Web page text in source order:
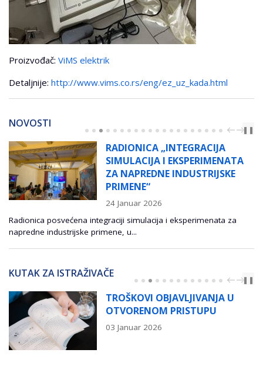
Proizvođač: ViMS elektrik
Detaljnije: http://www.vims.co.rs/eng/ez_uz_kada.html
NOVOSTI
PREVNEXT
❚❚
RADIONICA „INTEGRACIJA
SIMULACIJA I EKSPERIMENATA
ZA NAPREDNE INDUSTRIJSKE
PRIMENE“
24 Januar 2026
Radionica posvećena integraciji simulacija i eksperimenata za
napredne industrijske primene, u...
KUTAK ZA ISTRAŽIVAČE
PREVNEXT
❚❚
TROŠKOVI OBJAVLJIVANJA U
OTVORENOM PRISTUPU
03 Januar 2026